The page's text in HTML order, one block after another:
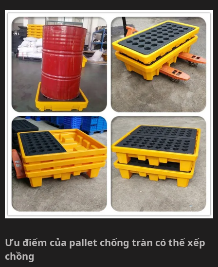
Ưu điểm của pallet chống tràn có thể xếp
chồng​